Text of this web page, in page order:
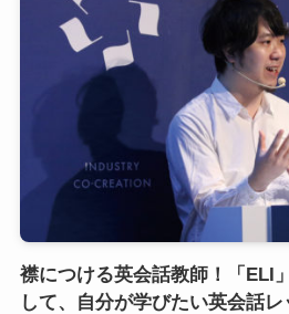
襟につける英会話教師！「ELI
して、自分が学びたい英会話